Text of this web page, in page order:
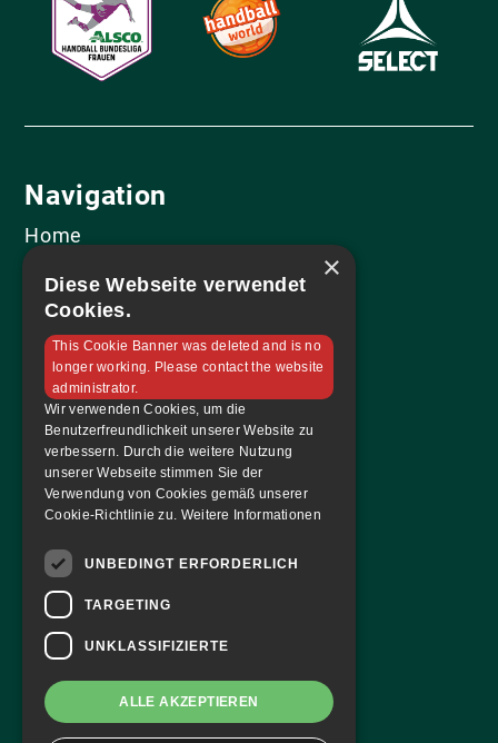
Navigation
Home
Sponsoren
Kontakt
Tickets & Magazin
Tickets bestellen
Dauerkarte
Hallenmagazin
FAF Blog
Team
Mannschaft
Du hast Fragen?
×
Diese Webseite verwendet
Cookies.
This Cookie Banner was deleted and is no
longer working. Please contact the website
administrator.
Wir verwenden Cookies, um die
Benutzerfreundlichkeit unserer Website zu
verbessern. Durch die weitere Nutzung
unserer Webseite stimmen Sie der
Verwendung von Cookies gemäß unserer
Cookie-Richtlinie zu. Weitere Informationen
UNBEDINGT ERFORDERLICH
TARGETING
UNKLASSIFIZIERTE
ALLE AKZEPTIEREN